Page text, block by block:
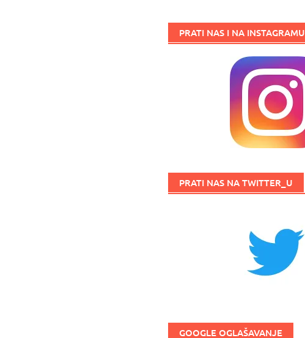
PRATI NAS I NA INSTAGRAMU
PRATI NAS NA TWITTER_U
GOOGLE OGLAŠAVANJE